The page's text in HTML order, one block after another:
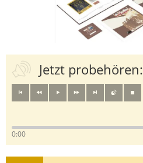
Jetzt probehören:
0:00